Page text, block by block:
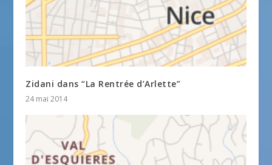
Zidani dans “La Rentrée d’Arlette”
24 mai 2014